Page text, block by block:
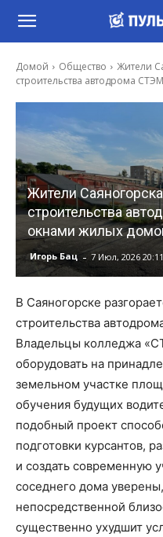
Домой Общество
Жители
строительства автодрома
Жители
строительства
окнами жилых
Игорь Бац - 7 Июл, 2026 20:11
В Саяногорске
строительства
Владельцы колледжа
оборудовать на
земельном участке
обучения будущих
подобный проект
подготовки курсантов,
и создать современную
соседнего дома
непосредственной
существенно ухудшит